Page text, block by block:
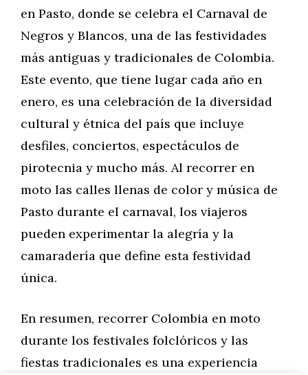
en Pasto, donde se celebra el Carnaval de
Negros y Blancos, una de las festividades
más antiguas y tradicionales de Colombia.
Este evento, que tiene lugar cada año en
enero, es una celebración de la diversidad
cultural y étnica del país que incluye
desfiles, conciertos, espectáculos de
pirotecnia y mucho más. Al recorrer en
moto las calles llenas de color y música de
Pasto durante el carnaval, los viajeros
pueden experimentar la alegría y la
camaradería que define esta festividad
única.
En resumen, recorrer Colombia en moto
durante los festivales folclóricos y las
fiestas tradicionales es una experiencia